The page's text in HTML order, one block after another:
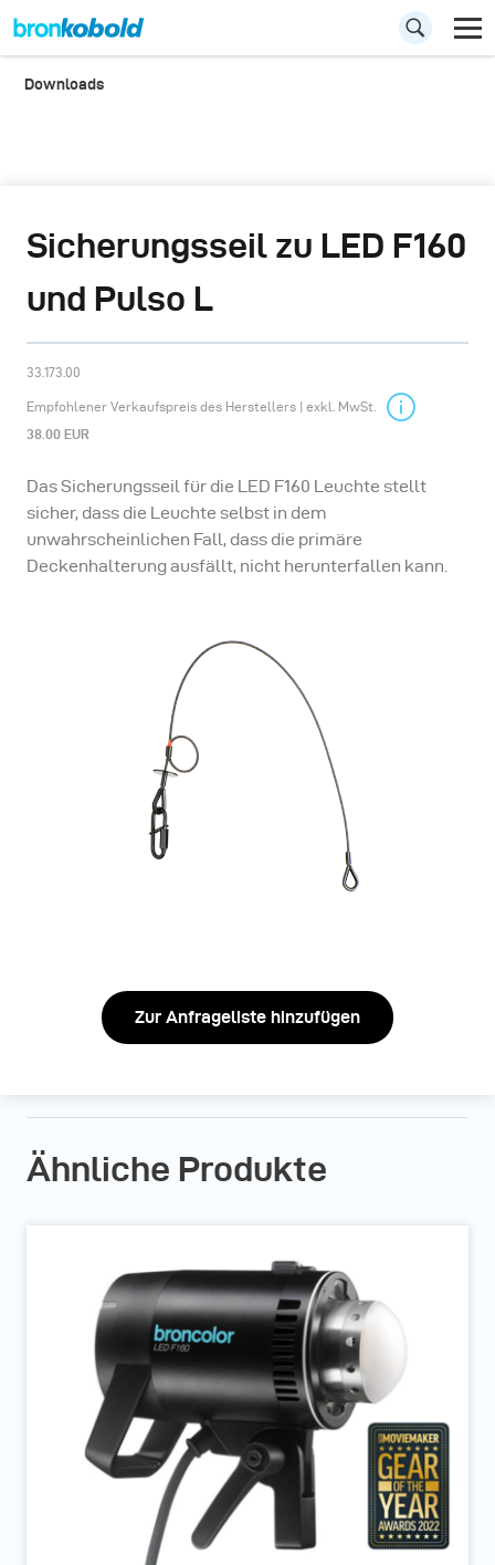
Downloads
Sicherungsseil zu LED F160
und Pulso L
33.173.00
Empfohlener Verkaufspreis des Herstellers | exkl. MwSt.
38.00 EUR
Das Sicherungsseil für die LED F160 Leuchte stellt
sicher, dass die Leuchte selbst in dem
unwahrscheinlichen Fall, dass die primäre
Deckenhalterung ausfällt, nicht herunterfallen kann.
Zur Anfrageliste hinzufügen
Ähnliche Produkte